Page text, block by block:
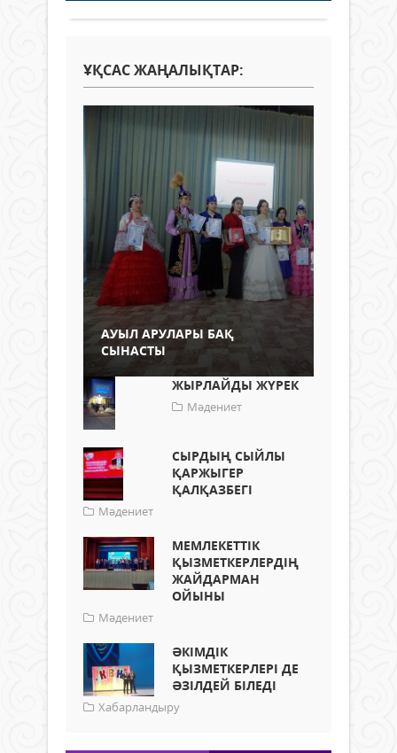
ҰҚСАС ЖАҢАЛЫҚТАР:
АУЫЛ АРУЛАРЫ БАҚ
СЫНАСТЫ
ЖЫРЛАЙДЫ ЖҮРЕК
Мәдениет
СЫРДЫҢ СЫЙЛЫ
ҚАРЖЫГЕР
ҚАЛҚАЗБЕГІ
Мәдениет
МЕМЛЕКЕТТІК
ҚЫЗМЕТКЕРЛЕРДІҢ
ЖАЙДАРМАН
ОЙЫНЫ
Мәдениет
ӘКІМДІК
ҚЫЗМЕТКЕРЛЕРІ ДЕ
ӘЗІЛДЕЙ БІЛЕДІ
Хабарландыру